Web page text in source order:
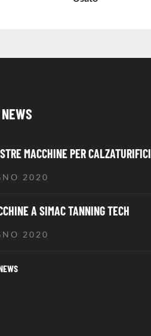
MACCHINE PER CALZATURIFICI
2020
A SIMAC TANNING TECH
2020